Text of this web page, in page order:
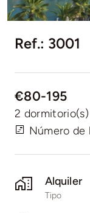
Ref.: 3001
€80-195
2 dormitorio(s)
Número de
Alquiler
Tipo